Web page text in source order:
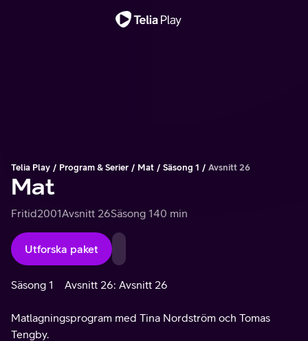
Telia Play Program & Serier Mat Säsong 1 Avsnitt 26
Mat
Fritid2001Avsnitt 26Säsong 140 min
Utforska paket
Säsong 1 Avsnitt 26: Avsnitt 26
Matlagningsprogram med Tina Nordström och Tomas
Tengby.